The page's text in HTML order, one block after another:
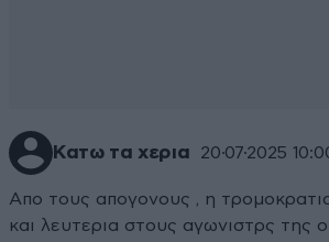
Κατω τα χερια 20·07·2025
Απο τους απογονους , η
και λευτερια στους αγωνιστρς της